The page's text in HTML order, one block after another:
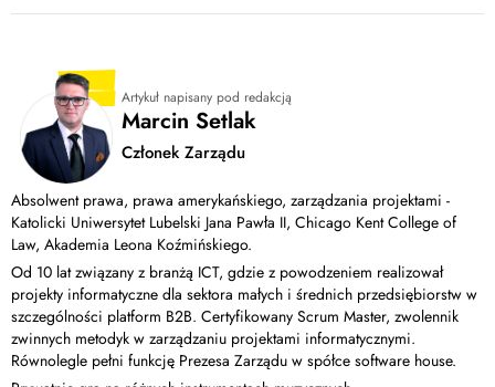
uzyskanie informacji o ewentualnych problemach finansowych, w
współpracy z niewypłacalnymi partnerami.
Artykuł napisany pod redakcją
Marcin Setlak
Członek Zarządu
Absolwent prawa, prawa amerykańskiego, zarządzania projektami -
Katolicki Uniwersytet Lubelski Jana Pawła II, Chicago Kent College of
Law, Akademia Leona Koźmińskiego.
Od 10 lat związany z branżą ICT, gdzie z powodzeniem realizował
projekty informatyczne dla sektora małych i średnich przedsiębiorstw w
szczególności platform B2B. Certyfikowany Scrum Master, zwolennik
zwinnych metodyk w zarządzaniu projektami informatycznymi.
Równolegle pełni funkcję Prezesa Zarządu w spółce software house.